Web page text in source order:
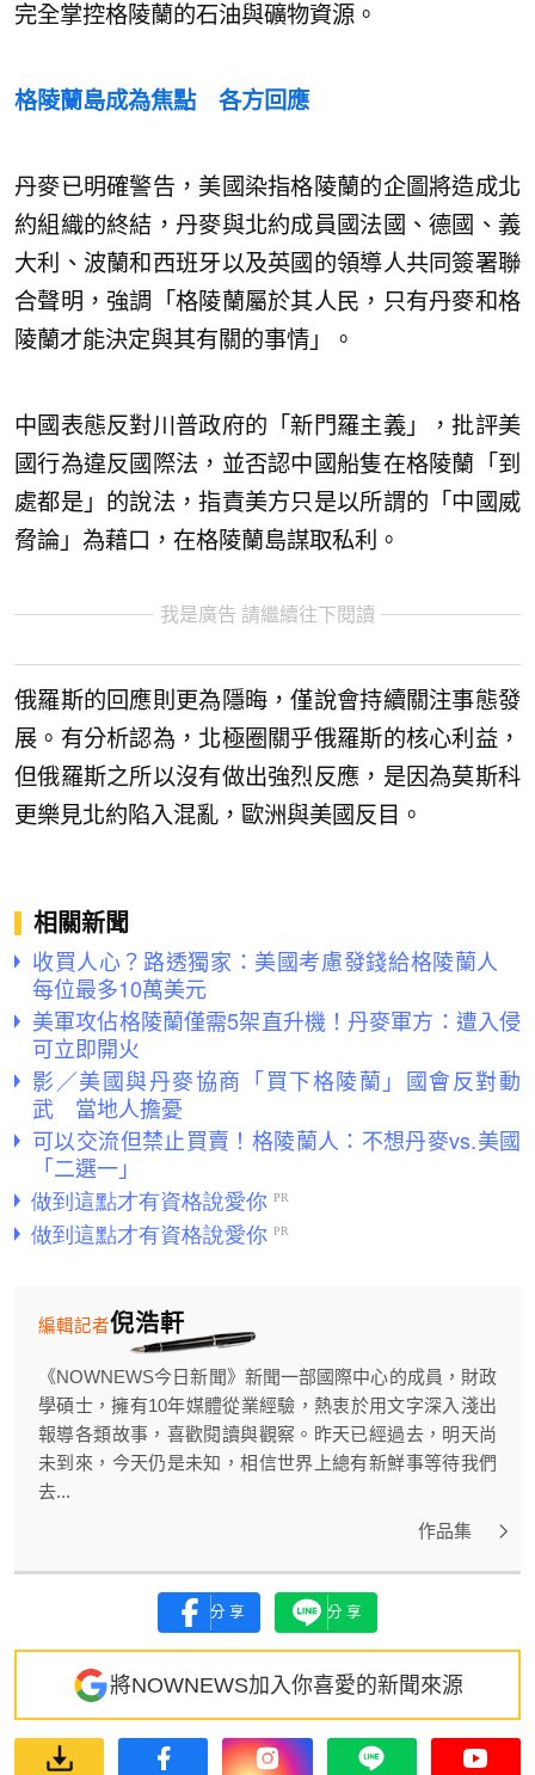
完全掌控格陵蘭的石油與礦物資源。
格陵蘭島成為焦點 各方回應
丹麥已明確警告，美國染指格陵蘭的企圖將造成北
約組織的終結，丹麥與北約成員國法國、德國、義
大利、波蘭和西班牙以及英國的領導人共同簽署聯
合聲明，強調「格陵蘭屬於其人民，只有丹麥和格
陵蘭才能決定與其有關的事情」。
中國表態反對川普政府的「新門羅主義」，批評美
國行為違反國際法，並否認中國船隻在格陵蘭「到
處都是」的說法，指責美方只是以所謂的「中國威
脅論」為藉口，在格陵蘭島謀取私利。
我是廣告 請繼續往下閱讀
俄羅斯的回應則更為隱晦，僅說會持續關注事態發
展。有分析認為，北極圈關乎俄羅斯的核心利益，
但俄羅斯之所以沒有做出強烈反應，是因為莫斯科
更樂見北約陷入混亂，歐洲與美國反目。
相關新聞
收買人心？路透獨家：美國考慮發錢給格陵蘭人
每位最多10萬美元
美軍攻佔格陵蘭僅需5架直升機！丹麥軍方：遭入侵
可立即開火
影／美國與丹麥協商「買下格陵蘭」國會反對動
武 當地人擔憂
可以交流但禁止買賣！格陵蘭人：不想丹麥vs.美國
「二選一」
倪浩軒
編輯記者
《NOWNEWS今日新聞》新聞一部國際中心的成員，財政
學碩士，擁有10年媒體從業經驗，熱衷於用文字深入淺出
報導各類故事，喜歡閱讀與觀察。昨天已經過去，明天尚
未到來，今天仍是未知，相信世界上總有新鮮事等待我們
去...
作品集
分享 分享
將NOWNEWS加入你喜愛的新聞來源